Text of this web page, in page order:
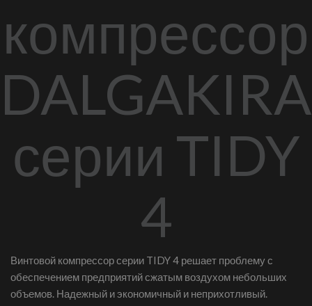
компрессор
серии TIDY
4
Винтовой компрессор серии TIDY 4 решает проблему с
обеспечением предприятий сжатым воздухом небольших
объемов. Надежный и экономичный и неприхотливый.